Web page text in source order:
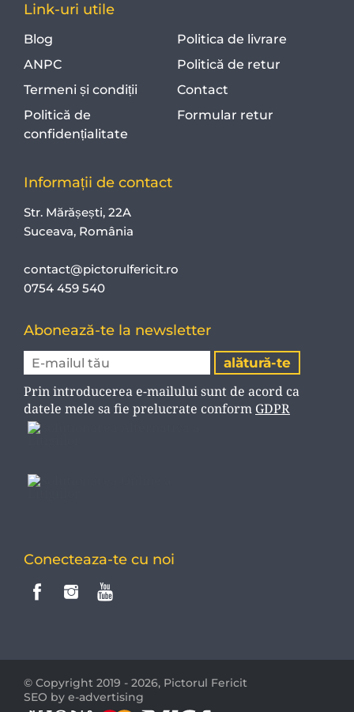
Link-uri utile
Blog
ANPC
Termeni și condiții
Politică de
confidențialitate
Politica de livrare
Politică de retur
Contact
Formular retur
Informații de contact
Str. Mărășești, 22A
Suceava, România
contact@pictorulfericit.ro
0754 459 540
Abonează-te la newsletter
Prin introducerea e-mailului sunt de acord ca
datele mele sa fie prelucrate conform GDPR
Conecteaza-te cu noi
© Copyright 2019 - 2026, Pictorul Fericit
SEO by e-advertising